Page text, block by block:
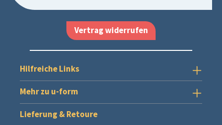
Vertrag widerrufen
Hilfreiche Links
Mehr zu u-form
Lieferung & Retoure